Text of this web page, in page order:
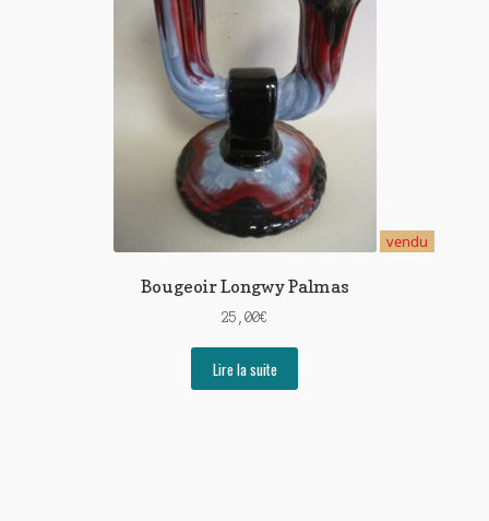
vendu
Bougeoir Longwy Palmas
25,00€
Lire la suite